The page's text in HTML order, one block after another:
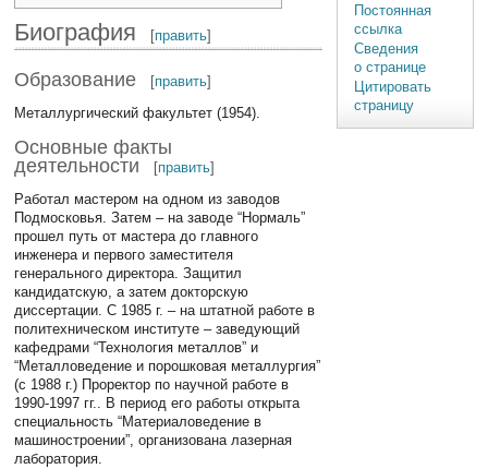
Биография [править]
Образование [править]
Металлургический факультет (1954).
Основные факты
деятельности
[править]
Работал мастером на одном из заводов
Подмосковья. Затем – на заводе “Нормаль”
прошел путь от мастера до главного
инженера и первого заместителя
генерального директора. Защитил
кандидатскую, а затем докторскую
диссертации. С 1985 г. – на штатной работе в
политехническом институте – заведующий
кафедрами “Технология металлов” и
“Металловедение и порошковая металлургия”
(с 1988 г.) Проректор по научной работе в
1990-1997 гг.. В период его работы открыта
специальность “Материаловедение в
машиностроении”, организована лазерная
лаборатория.
Постоянная
ссылка
Сведения
о странице
Цитировать
страницу